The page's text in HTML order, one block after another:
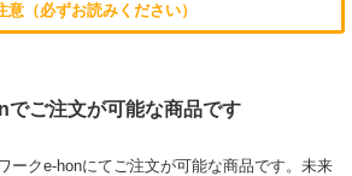
（必ずお読みください）
でご注文が可能な商品です
ークe-honにてご注文が可能な商品です。未来